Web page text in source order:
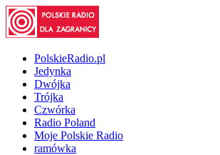
PolskieRadio.pl
Jedynka
Dwójka
Trójka
Czwórka
Radio Poland
Moje Polskie Radio
ramówka